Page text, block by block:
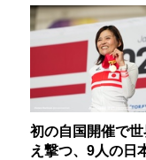
初の自国開催で
え撃つ、9人の日